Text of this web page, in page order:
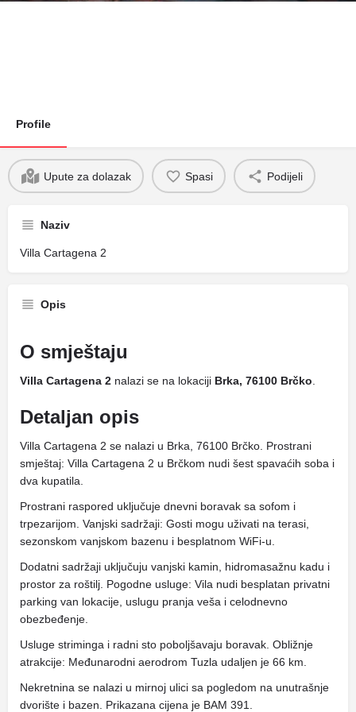
Profile
Upute za dolazak Spasi Podijeli
Naziv
Villa Cartagena 2
Opis
O smještaju
Villa Cartagena 2 nalazi se na lokaciji Brka, 76100 Brčko
Detaljan opis
Villa Cartagena 2 se nalazi u Brka, 76100 Brčko. Prostrani
smještaj: Villa Cartagena 2 u Brčkom nudi šest spavaćih soba i
dva kupatila.
Prostrani raspored uključuje dnevni boravak sa sofom i
trpezarijom. Vanjski sadržaji: Gosti mogu uživati ​​na terasi,
sezonskom vanjskom bazenu i besplatnom WiFi-u.
Dodatni sadržaji uključuju vanjski kamin, hidromasažnu kadu i
prostor za roštilj. Pogodne usluge: Vila nudi besplatan privatni
parking van lokacije, uslugu pranja veša i celodnevno
obezbeđenje.
Usluge striminga i radni sto poboljšavaju boravak. Obližnje
atrakcije: Međunarodni aerodrom Tuzla udaljen je 66 km.
Nekretnina se nalazi u mirnoj ulici sa pogledom na unutrašnje
dvorište i bazen. Prikazana cijena je BAM 391.